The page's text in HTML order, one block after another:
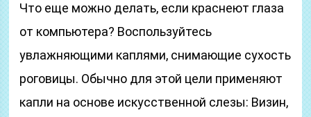
Что еще можно делать, если краснеют глаза
от компьютера? Воспользуйтесь
увлажняющими каплями, снимающие сухость
роговицы. Обычно для этой цели применяют
капли на основе искусственной слезы: Визин,